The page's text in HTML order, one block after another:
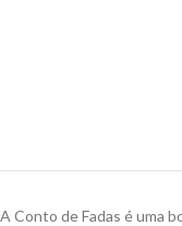
A Conto de Fadas é uma